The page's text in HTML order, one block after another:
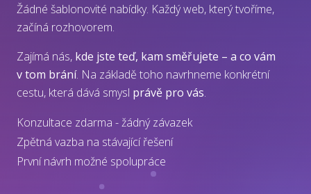
Žádné šablonovité nabídky. Každý web, který tvoříme,
začíná rozhovorem.
Zajímá nás, kde jste teď, kam směřujete – a co vám
v tom brání. Na základě toho navrhneme konkrétní
cestu, která dává smysl právě pro vás.
Konzultace zdarma - žádný závazek
Zpětná vazba na stávající řešení
První návrh možné spolupráce